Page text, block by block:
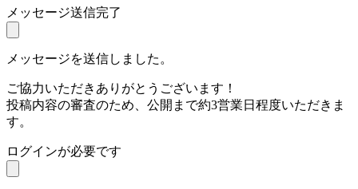
メッセージ送信完了
メッセージを送信しました。
ご協力いただきありがとうございます！
投稿内容の審査のため、公開まで約3営業日程度いただきま
す。
ログインが必要です